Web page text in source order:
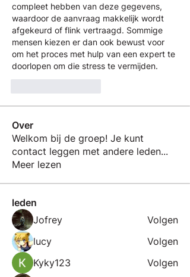
compleet hebben van deze gegevens,
waardoor de aanvraag makkelijk wordt
afgekeurd of flink vertraagd. Sommige
mensen kiezen er dan ook bewust voor
om het proces met hulp van een expert te
doorlopen om die stress te vermijden.
Over
Welkom bij de groep! Je kunt
contact leggen met andere leden...
Meer lezen
leden
Jofrey
Volgen
lucy
Volgen
Kyky123
Volgen